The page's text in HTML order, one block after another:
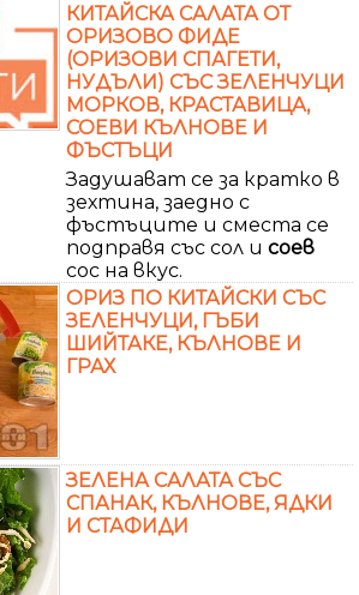
КИТАЙСКА САЛАТА ОТ
ОРИЗОВО ФИДЕ
(ОРИЗОВИ СПАГЕТИ,
НУДЪЛИ) СЪС ЗЕЛЕНЧУЦИ
МОРКОВ, КРАСТАВИЦА,
СОЕВИ КЪЛНОВЕ И
ФЪСТЪЦИ
Задушават се за кратко в
зехтина, заедно с
фъстъците и сместа се
подправя със сол и соев
сос на вкус.
ОРИЗ ПО КИТАЙСКИ СЪС
ЗЕЛЕНЧУЦИ, ГЪБИ
ШИЙТАКЕ, КЪЛНОВЕ И
ГРАХ
ЗЕЛЕНА САЛАТА СЪС
СПАНАК, КЪЛНОВЕ, ЯДКИ
И СТАФИДИ